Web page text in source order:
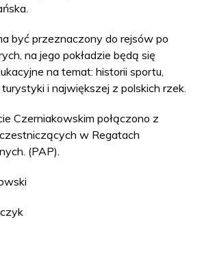
być przeznaczony do rejsów po
na jego pokładzie będą się
na temat: historii sportu,
i największej z polskich rzek.
Czerniakowskim połączono z
w Regatach
(PAP).